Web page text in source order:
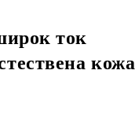
ток
кожа